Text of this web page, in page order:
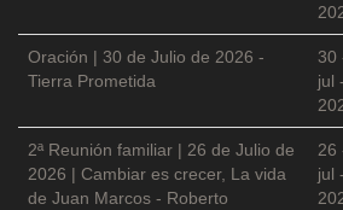
Oración | 30 de Julio de 2026 -
Tierra Prometida
30
jul -
2ª Reunión familiar | 26 de Julio de
2026 | Cambiar es crecer, La vida
de Juan Marcos - Roberto
26
jul -